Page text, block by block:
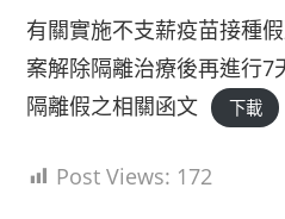
有關實施不支薪疫苗接種
案解除隔離治療後再進行7
隔離假之相關函文
下載
Post Views: 172